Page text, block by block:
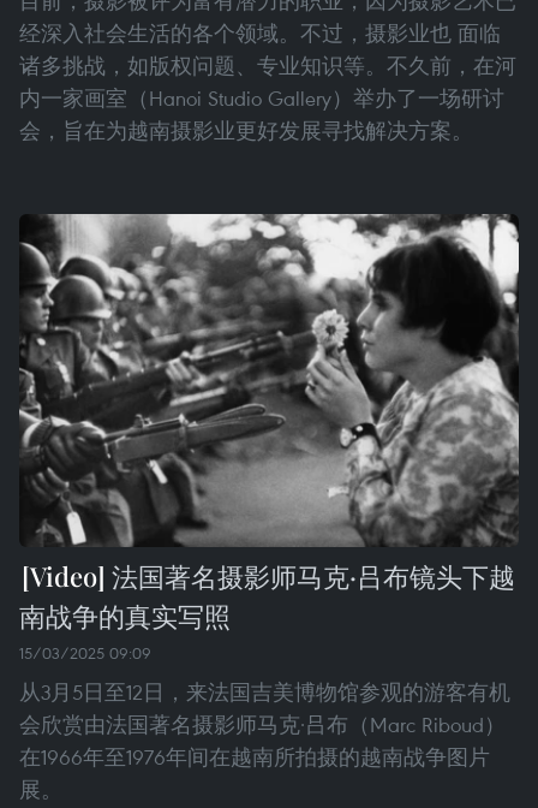
经深入社会生活的各个领域。不过，摄影业也 面临
诸多挑战，如版权问题、专业知识等。不久前，在河
内一家画室（Hanoi Studio Gallery）举办了一场研讨
会，旨在为越南摄影业更好发展寻找解决方案。
法国著名摄影师马克·吕布镜头下越
南战争的真实写照
15/03/2025 09:09
从3月5日至12日，来法国吉美博物馆参观的游客有机
会欣赏由法国著名摄影师马克·吕布（Marc Riboud）
在1966年至1976年间在越南所拍摄的越南战争图片
展。